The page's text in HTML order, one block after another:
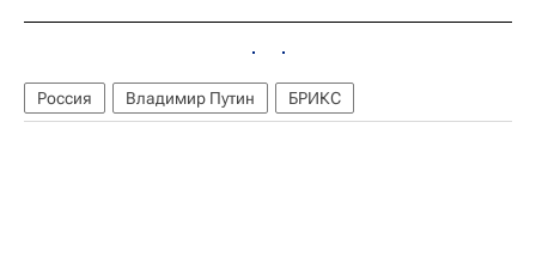
Россия Владимир Путин БРИКС